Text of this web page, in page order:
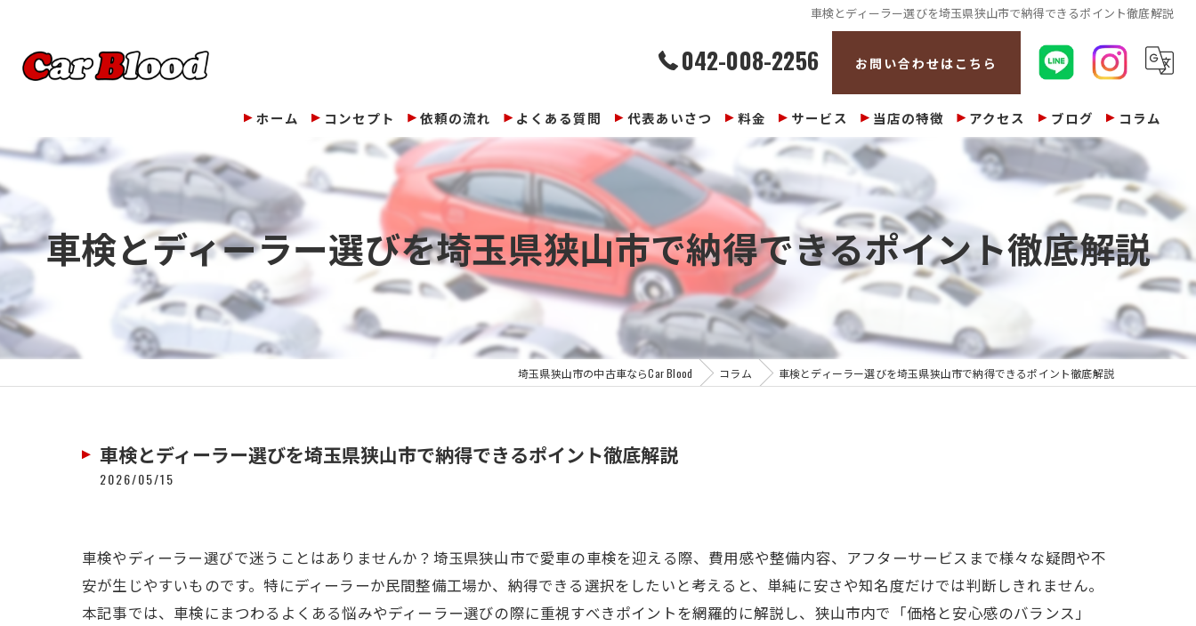
車検とディーラー選びを埼玉県狭山市で納得できるポイント徹底解説
042-008-2256 お問い合わせはこちら
ホーム コンセプト 依頼の流れ よくある質問 代表あいさつ 料金 サービス 当店の特徴
整備
修理
車検
買取
アクセス ブログ コラム
車検とディーラー選びを埼玉県狭山市で納得できるポイント徹底解説
埼玉県狭山市の中古車ならCar Blood コラム 車検とディーラー選びを埼玉県狭山市で納得できるポイント徹底解説
車検とディーラー選びを埼玉県狭山市で納得できるポイント徹底解説
2026/05/15
車検やディーラー選びで迷うことはありませんか？埼玉県狭山市で愛車の車検を迎える際、費用感や整備内容、アフターサービスまで様々な疑問や不
安が生じやすいものです。特にディーラーか民間整備工場か、納得できる選択をしたいと考えると、単純に安さや知名度だけでは判断しきれません。
本記事では、車検にまつわるよくある悩みやディーラー選びの際に重視すべきポイントを網羅的に解説し、狭山市内で「価格と安心感のバランス」